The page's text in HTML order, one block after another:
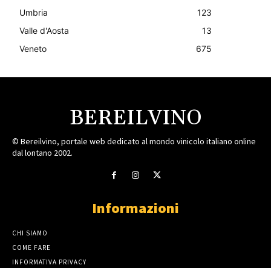
Umbria
123
Valle d'Aosta
13
Veneto
675
BEREILVINO
© Bereilvino, portale web dedicato al mondo vinicolo italiano online
dal lontano 2002.
Informazioni
CHI SIAMO
COME FARE
INFORMATIVA PRIVACY